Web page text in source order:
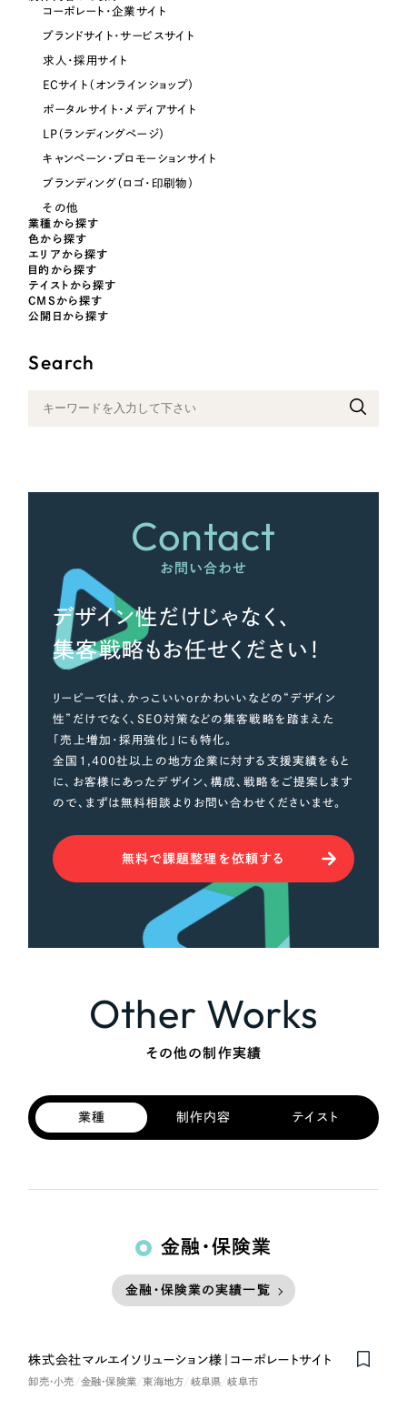
オレンジ・橙色
パープル・紫色
ピンク・桃色
コーポレート・企業サイト
ブランドサイト・サービスサイト
求人・採用サイト
ECサイト（オンラインショップ）
ポータルサイト・メディアサイト
LP（ランディングページ）
キャンペーン・プロモーションサイト
ブランディング（ロゴ・印刷物）
その他
業種から探す
色から探す
エリアから探す
目的から探す
テイストから探す
CMSから探す
公開日から探す
Search
Contact
お問い合わせ
デザイン性だけじゃなく、
集客戦略もお任せください！
リーピーでは、かっこいいorかわいいなどの“デザイン
性”だけでなく、SEO対策などの集客戦略を踏まえた
「売上増加・採用強化」にも特化。
全国1,400社以上の地方企業に対する支援実績をもと
に、お客様にあったデザイン、構成、戦略をご提案します
ので、まずは無料相談よりお問い合わせくださいませ。
無料で課題整理を依頼する
Other Works
その他の制作実績
業種 制作内容 テイスト
金融・保険業
金融・保険業の実績一覧
株式会社マルエイソリューション様｜コーポレートサイト
卸売・小売 金融・保険業 東海地方 岐阜県 岐阜市